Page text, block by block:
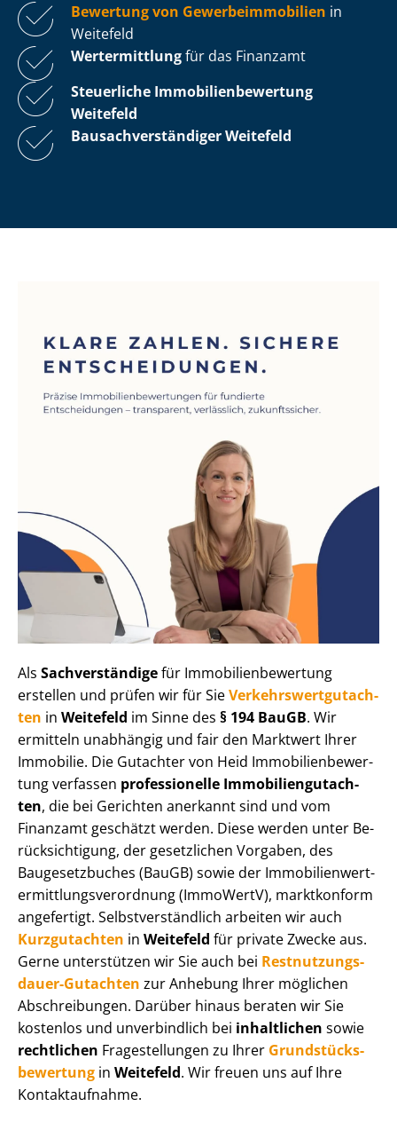
Bewertung von Ge­wer­be­im­mo­bi­li­en in
Weitefeld
Wertermittlungfür das Finanzamt
Steuerliche Im­mo­bi­li­en­be­wer­tung
Weitefeld
Bau­sach­ver­stän­di­ger Weitefeld
Als Sachverständigefür Im­mo­bi­li­en­be­wer­tung
erstellen und prüfen wir für SieVer­kehrs­wert­gut­ach­
ten in Weitefeld im Sinne des § 194 BauGB. Wir
ermitteln unabhängig und fair den Marktwert Ihrer
Immobilie. Die Gutachter von Heid Im­mo­bi­li­en­be­wer­
tung verfassen professionelle Im­mo­bi­li­en­gut­ach­
ten, die bei Gerichten anerkannt sind und vom
Finanzamt geschätzt werden. Diese werden unter Be­
rück­sich­ti­gung, der gesetzlichen Vorgaben, des
Baugesetzbuches (BauGB) sowie der Im­mo­bi­li­en­wert­
ermitt­lungs­ver­ord­nung (ImmoWertV), marktkonform
angefertigt. Selbst­ver­ständ­lich arbeiten wir auch
Kurzgutachten in Weitefeld für private Zwecke aus.
Gerne unterstützen wir Sie auch bei Rest­nut­zungs­
dau­er-Gutachten zur Anhebung Ihrer möglichen
Abschreibungen. Darüber hinaus beraten wir Sie
kostenlos und unverbindlich bei inhaltlichen sowie
rechtlichen Fragestellungen zu Ihrer Grund­stücks­
be­wer­tung in Weitefeld. Wir freuen uns auf Ihre
Kontaktaufnahme.